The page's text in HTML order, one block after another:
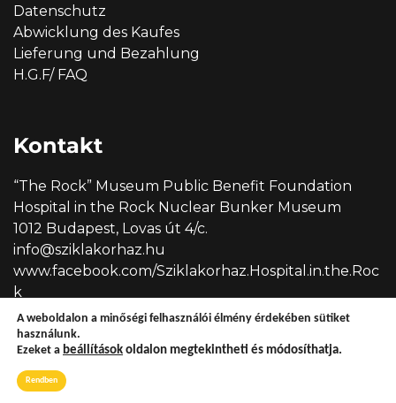
Datenschutz
Abwicklung des Kaufes
Lieferung und Bezahlung
H.G.F/ FAQ
Kontakt
“The Rock” Museum Public Benefit Foundation
Hospital in the Rock Nuclear Bunker Museum
1012 Budapest, Lovas út 4/c.
info@sziklakorhaz.hu
www.facebook.com/Sziklakorhaz.Hospital.in.the.Roc
k
A weboldalon a minőségi felhasználói élmény érdekében sütiket
használunk.
Ezeket a beállítások oldalon megtekintheti és módosíthatja.
Rendben